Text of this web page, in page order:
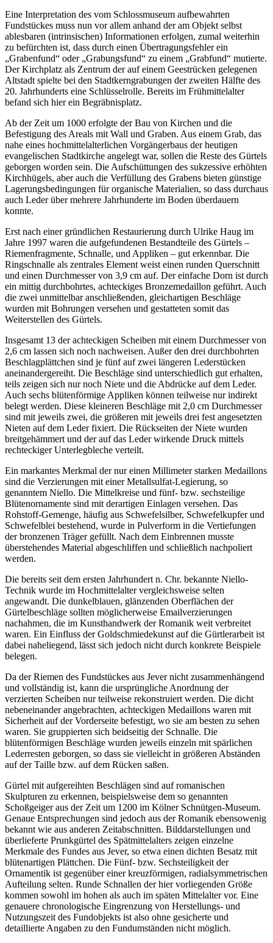
Eine Interpretation des vom Schlossmuseum aufbewahrten
Fundstückes muss nun vor allem anhand der am Objekt selbst
ablesbaren (intrinsischen) Informationen erfolgen, zumal weiterhin
zu befürchten ist, dass durch einen Übertragungsfehler ein
„Grabenfund“ oder „Grabungsfund“ zu einem „Grabfund“ mutierte.
Der Kirchplatz als Zentrum der auf einem Geestrücken gelegenen
Altstadt spielte bei den Stadtkerngrabungen der zweiten Hälfte des
20. Jahrhunderts eine Schlüsselrolle. Bereits im Frühmittelalter
befand sich hier ein Begräbnisplatz.
Ab der Zeit um 1000 erfolgte der Bau von Kirchen und die
Befestigung des Areals mit Wall und Graben. Aus einem Grab, das
nahe eines hochmittelalterlichen Vorgängerbaus der heutigen
evangelischen Stadtkirche angelegt war, sollen die Reste des Gürtels
geborgen worden sein. Die Aufschüttungen des sukzessive erhöhten
Kirchhügels, aber auch die Verfüllung des Grabens bieten günstige
Lagerungsbedingungen für organische Materialien, so dass durchaus
auch Leder über mehrere Jahrhunderte im Boden überdauern
konnte.
Erst nach einer gründlichen Restaurierung durch Ulrike Haug im
Jahre 1997 waren die aufgefundenen Bestandteile des Gürtels –
Riemenfragmente, Schnalle, und Appliken – gut erkennbar. Die
Ringschnalle als zentrales Element weist einen runden Querschnitt
und einen Durchmesser von 3,9 cm auf. Der einfache Dorn ist durch
ein mittig durchbohrtes, achteckiges Bronzemedaillon geführt. Auch
die zwei unmittelbar anschließenden, gleichartigen Beschläge
wurden mit Bohrungen versehen und gestatteten somit das
Weiterstellen des Gürtels.
Insgesamt 13 der achteckigen Scheiben mit einem Durchmesser von
2,6 cm lassen sich noch nachweisen. Außer den drei durchbohrten
Beschlagplättchen sind je fünf auf zwei längeren Lederstücken
aneinandergereiht. Die Beschläge sind unterschiedlich gut erhalten,
teils zeigen sich nur noch Niete und die Abdrücke auf dem Leder.
Auch sechs blütenförmige Appliken können teilweise nur indirekt
belegt werden. Diese kleineren Beschläge mit 2,0 cm Durchmesser
sind mit jeweils zwei, die größeren mit jeweils drei fest angesetzten
Nieten auf dem Leder fixiert. Die Rückseiten der Niete wurden
breitgehämmert und der auf das Leder wirkende Druck mittels
rechteckiger Unterlegbleche verteilt.
Ein markantes Merkmal der nur einen Millimeter starken Medaillons
sind die Verzierungen mit einer Metallsulfat-Legierung, so
genanntem Niello. Die Mittelkreise und fünf- bzw. sechsteilige
Blütenornamente sind mit derartigen Einlagen versehen. Das
Rohstoff-Gemenge, häufig aus Schwefelsilber, Schwefelkupfer und
Schwefelblei bestehend, wurde in Pulverform in die Vertiefungen
der bronzenen Träger gefüllt. Nach dem Einbrennen musste
überstehendes Material abgeschliffen und schließlich nachpoliert
werden.
Die bereits seit dem ersten Jahrhundert n. Chr. bekannte Niello-
Technik wurde im Hochmittelalter vergleichsweise selten
angewandt. Die dunkelblauen, glänzenden Oberflächen der
Gürtelbeschläge sollten möglicherweise Emailverzierungen
nachahmen, die im Kunsthandwerk der Romanik weit verbreitet
waren. Ein Einfluss der Goldschmiedekunst auf die Gürtlerarbeit ist
dabei naheliegend, lässt sich jedoch nicht durch konkrete Beispiele
belegen.
Da der Riemen des Fundstückes aus Jever nicht zusammenhängend
und vollständig ist, kann die ursprüngliche Anordnung der
verzierten Scheiben nur teilweise rekonstruiert werden. Die dicht
nebeneinander angebrachten, achteckigen Medaillons waren mit
Sicherheit auf der Vorderseite befestigt, wo sie am besten zu sehen
waren. Sie gruppierten sich beidseitig der Schnalle. Die
blütenförmigen Beschläge wurden jeweils einzeln mit spärlichen
Lederresten geborgen, so dass sie vielleicht in größeren Abständen
auf der Taille bzw. auf dem Rücken saßen.
Gürtel mit aufgereihten Beschlägen sind auf romanischen
Skulpturen zu erkennen, beispielsweise dem so genannten
Schoßgeiger aus der Zeit um 1200 im Kölner Schnütgen-Museum.
Genaue Entsprechungen sind jedoch aus der Romanik ebensowenig
bekannt wie aus anderen Zeitabschnitten. Bilddarstellungen und
überlieferte Prunkgürtel des Spätmittelalters zeigen einzelne
Merkmale des Fundes aus Jever, so etwa einen dichten Besatz mit
blütenartigen Plättchen. Die Fünf- bzw. Sechsteiligkeit der
Ornamentik ist gegenüber einer kreuzförmigen, radialsymmetrischen
Aufteilung selten. Runde Schnallen der hier vorliegenden Größe
kommen sowohl im hohen als auch im späten Mittelalter vor. Eine
genauere chronologische Eingrenzung von Herstellungs- und
Nutzungszeit des Fundobjekts ist also ohne gesicherte und
detaillierte Angaben zu den Fundumständen nicht möglich.